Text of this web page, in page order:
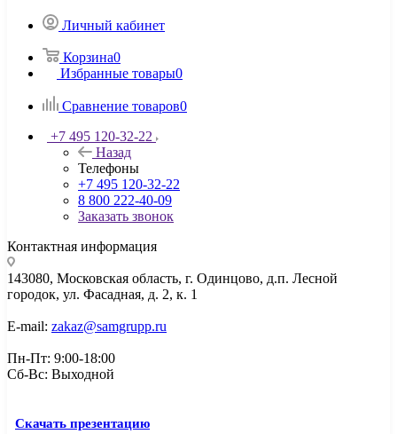
Личный кабинет
Корзина0
Избранные товары0
Сравнение товаров0
+7 495 120-32-22
Назад
Телефоны
+7 495 120-32-22
8 800 222-40-09
Заказать звонок
Контактная информация
143080, Mосковская область, г. Одинцово, д.п. Лесной
городок, ул. Фасадная, д. 2, к. 1
E-mail: zakaz@samgrupp.ru
Пн-Пт: 9:00-18:00
Сб-Вс: Выходной
Скачать презентацию